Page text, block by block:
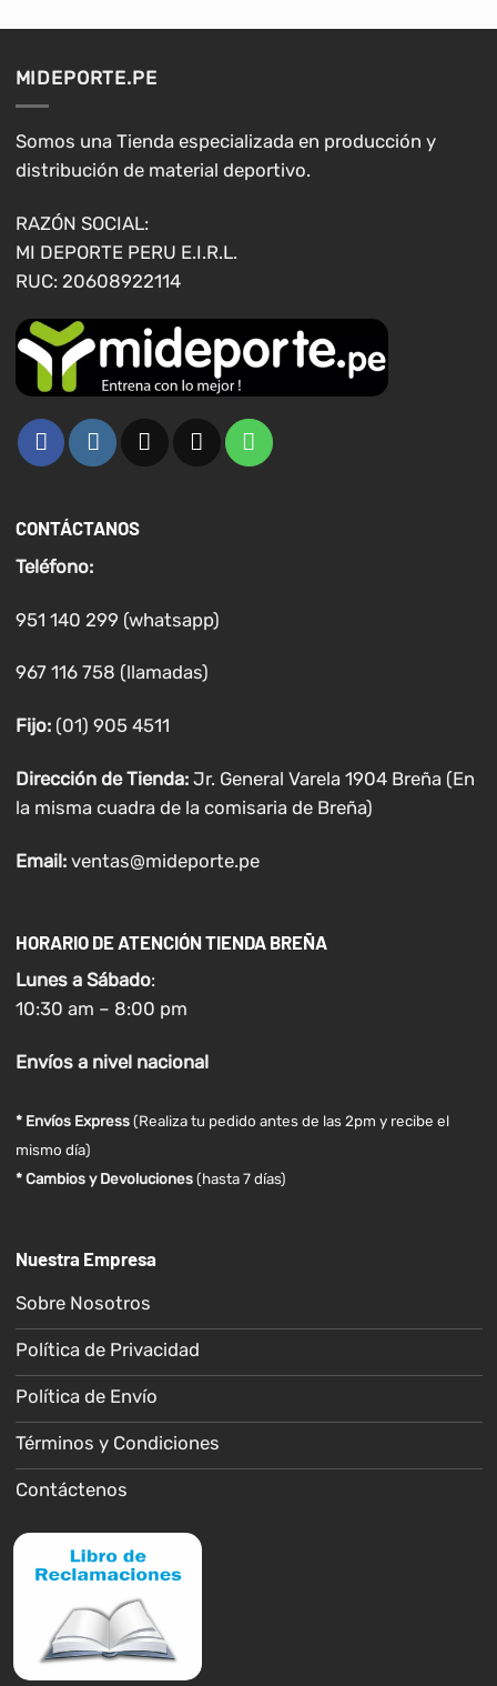
se
pueden
elegir
en
página
de
producto
elegir
en
MIDEPORTE.PE
Somos una Tienda especializada en producción y
distribución de material deportivo.
RAZÓN SOCIAL:
MI DEPORTE PERU E.I.R.L.
RUC: 20608922114
CONTÁCTANOS
Teléfono:
951 140 299 (whatsapp)
967 116 758 (llamadas)
Fijo:(01) 905 4511
Dirección de Tienda: Jr. General Varela 1904 Breña (En
la misma cuadra de la comisaria de Breña)
Email: ventas@mideporte.pe
HORARIO DE ATENCIÓN TIENDA BREÑA
Lunes a Sábado:
10:30 am – 8:00 pm
Envíosa nivel nacional
* Envíos Express(Realiza tu pedido antes de las 2pm y recibe el
mismo día)
* Cambios y Devoluciones (hasta 7 días)
Nuestra Empresa
Sobre Nosotros
Política de Privacidad
Política de Envío
Términos y Condiciones
Contáctenos